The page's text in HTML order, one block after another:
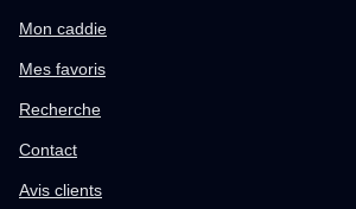
Mon caddie
Mes favoris
Recherche
Contact
Avis clients